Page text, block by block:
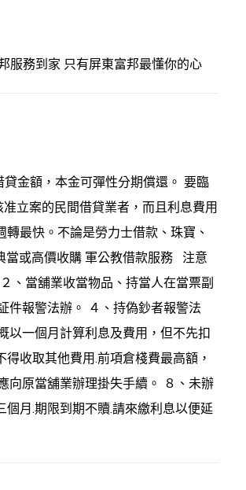
服務到家 只有屏東富邦最懂你的心
金額，本金可彈性分期償還。 要臨
立案的民間借貸業者，而且利息費用
轉最快。不論是勞力士借款、珠寶、
當或高價收購 軍公教借款服務 注意
、當舖業收當物品、持當人在當票副
件報警法辦。 ４、持偽鈔者報警法
以一個月計算利息及費用，但不先扣
收取其他費用.前項倉棧費最高額，
向原當舖業辦理掛失手續。 ８、未辦
月.期限到期不贖.請來繳利息以便延